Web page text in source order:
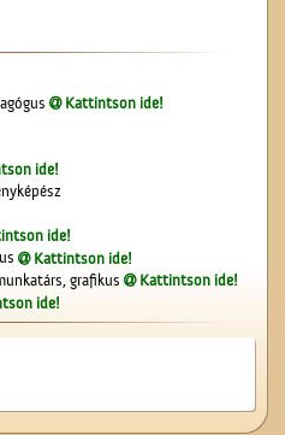
Kattintson ide!
ide!
ide!
Kattintson ide!
grafikus
Kattintson ide!
ide!